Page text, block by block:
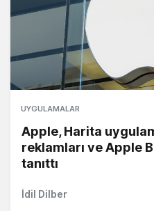
UYGULAMALAR
Apple, Harita
reklamları ve Apple
tanıttı
İdil Dilber